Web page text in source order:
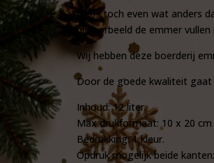
Dit is toch even wat anders
bijvoorbeeld de emmer
Wij hebben deze boerderij
Door de goede kwaliteit
Inhoud: 12 liter.
Max drukformaat: 10 x 20 cm
Bedrukking: 1 kleur.
Opdruk mogelijk beide